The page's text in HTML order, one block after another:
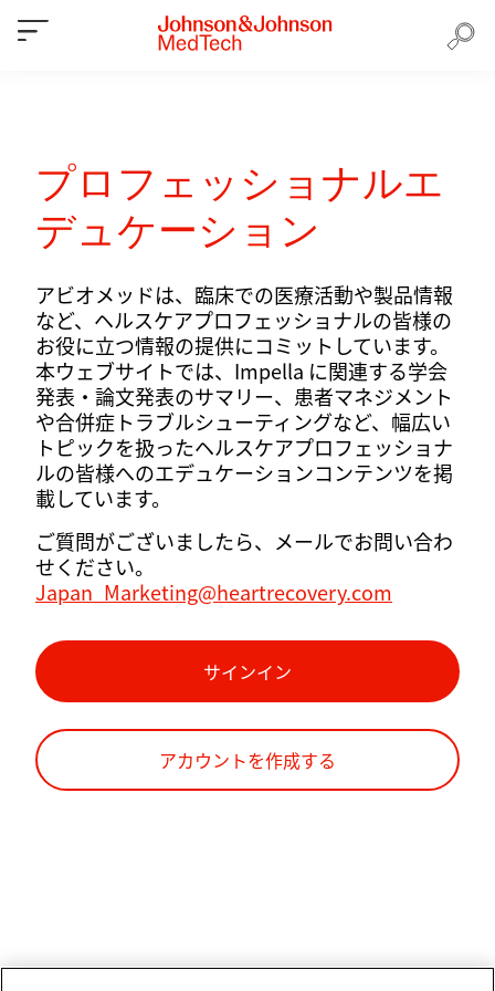
プロフェッショナルエ
デュケーション
アビオメッドは、臨床での医療活動や製品情報
など、ヘルスケアプロフェッショナルの皆様の
お役に立つ情報の提供にコミットしています。
本ウェブサイトでは、Impella に関連する学会
発表・論文発表のサマリー、患者マネジメント
や合併症トラブルシューティングなど、幅広い
トピックを扱ったヘルスケアプロフェッショナ
ルの皆様へのエデュケーションコンテンツを掲
載しています。
ご質問がございましたら、メールでお問い合わ
せください。
Japan_Marketing@heartrecovery.com